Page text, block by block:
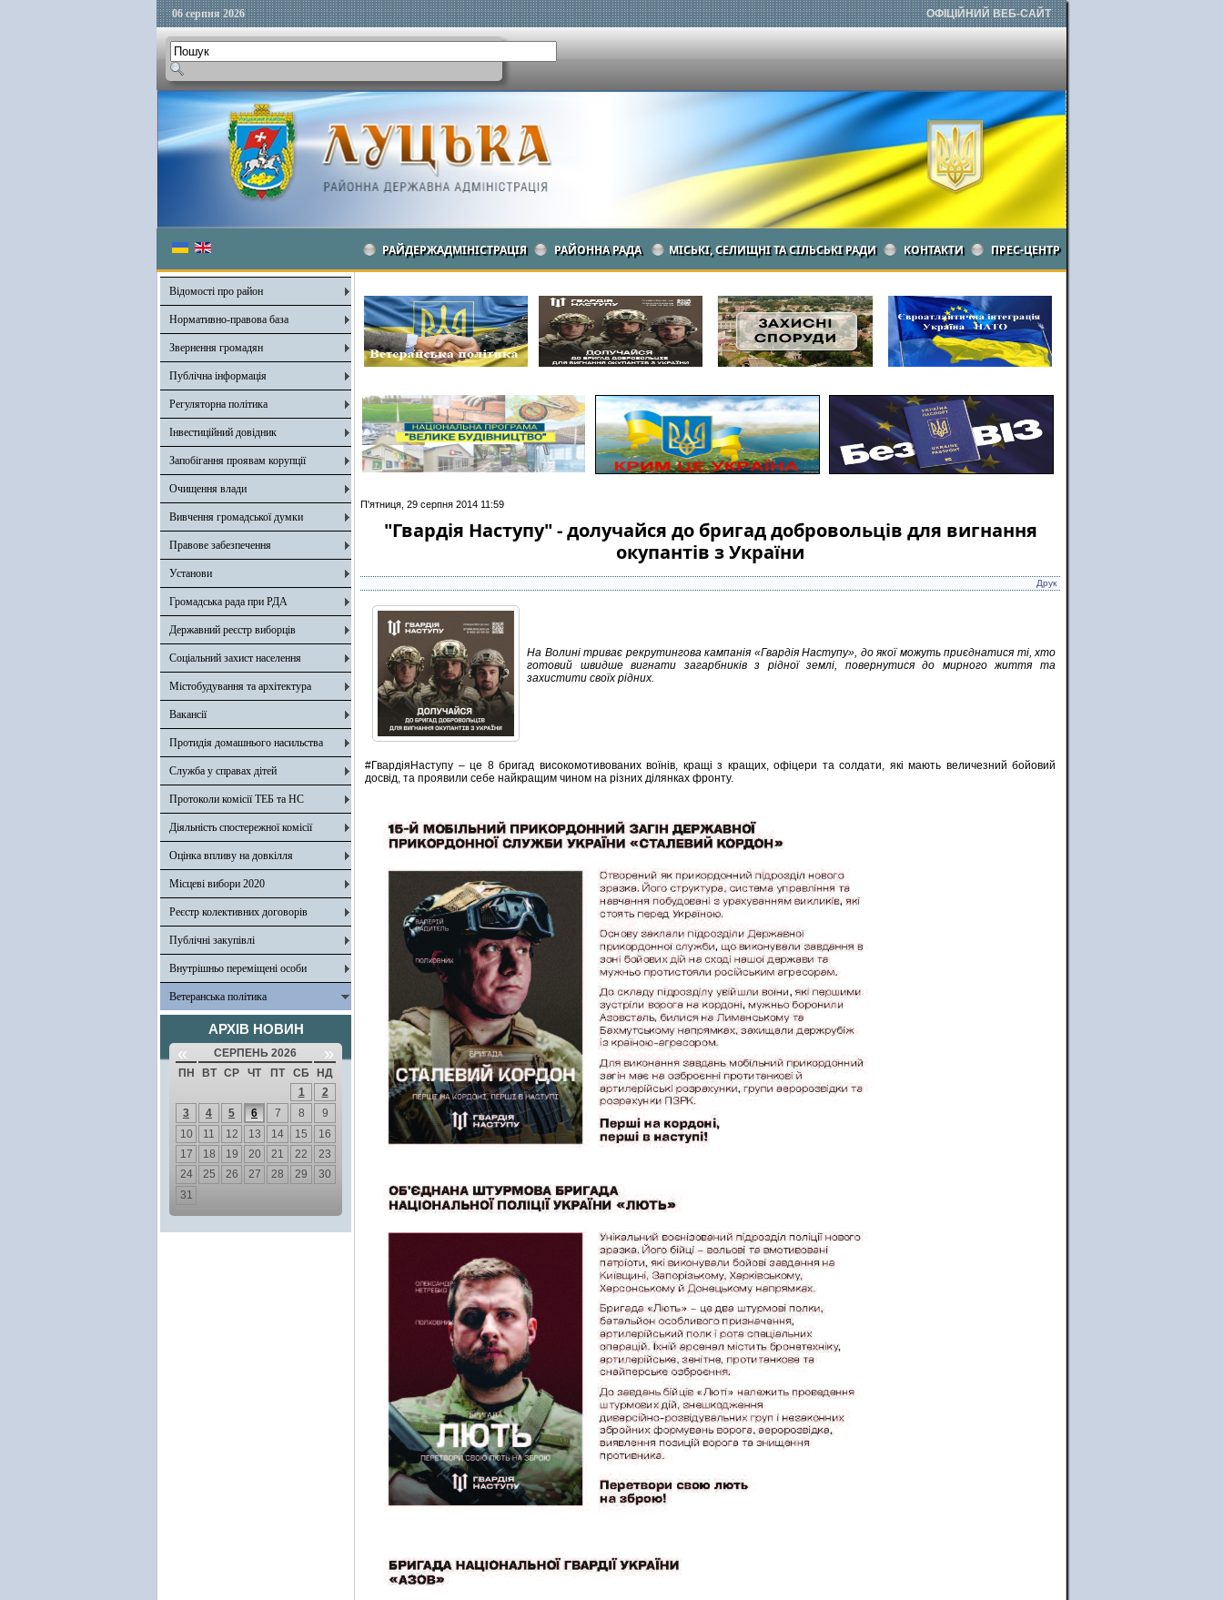
06 серпня 2026 ОФІЦІЙНИЙ ВЕБ-САЙТ
РАЙДЕРЖАДМІНІСТРАЦІЯ РАЙОННА РАДА МІСЬКІ, СЕЛИЩНІ ТА СІЛЬСЬКІ РАДИ КОНТАКТИ ПРЕС-ЦЕНТР
Відомості про район
Нормативно-правова база
Звернення громадян
Публічна інформація
Регуляторна політика
Інвестиційний довідник
Запобігання проявам корупції
Очищення влади
Вивчення громадської думки
Правове забезпечення
Установи
Громадська рада при РДА
Державний реєстр виборців
Соціальний захист населення
Містобудування та архітектура
Вакансії
Протидія домашнього насильства
Служба у справах дітей
Протоколи комісії ТЕБ та НС
Діяльність спостережної комісії
Оцінка впливу на довкілля
Місцеві вибори 2020
Реєстр колективних договорів
Публічні закупівлі
Внутрішньо переміщені особи
Ветеранська політика
АРХІВ НОВИН
« СЕРПЕНЬ 2026 »
ПН ВТ СР ЧТ ПТ СБ
НД
1
2
3
4 5 6 7 8
9
10
11 12 13 14 15
16
17
18 19 20 21 22
23
24
25 26 27 28 29
30
31
П'ятниця, 29 серпня 2014 11:59
"Гвардія Наступу" - долучайся до бригад добровольців для вигнання
окупантів з України
Друк
На Волині триває рекрутингова кампанія «Гвардія Наступу», до якої можуть приєднатися ті, хто
готовий швидше вигнати загарбників з рідної землі, повернутися до мирного життя та
захистити своїх рідних.
#ГвардіяНаступу – це 8 бригад високомотивованих воїнів, кращі з кращих, офіцери та солдати, які мають величезний бойовий
досвід, та проявили себе найкращим чином на різних ділянках фронту.